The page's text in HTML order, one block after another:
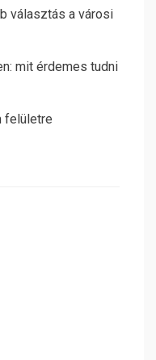
választás a városi
mit érdemes tudni
felületre